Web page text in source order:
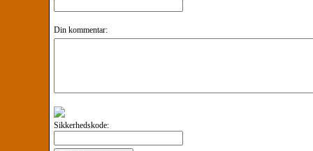
Din kommentar:
Sikkerhedskode: